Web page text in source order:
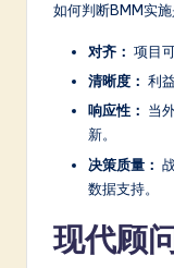
如何判断BMM实
对齐： 项目
清晰度： 利
响应性： 当
新。
决策质量：
数据支持。
现代顾